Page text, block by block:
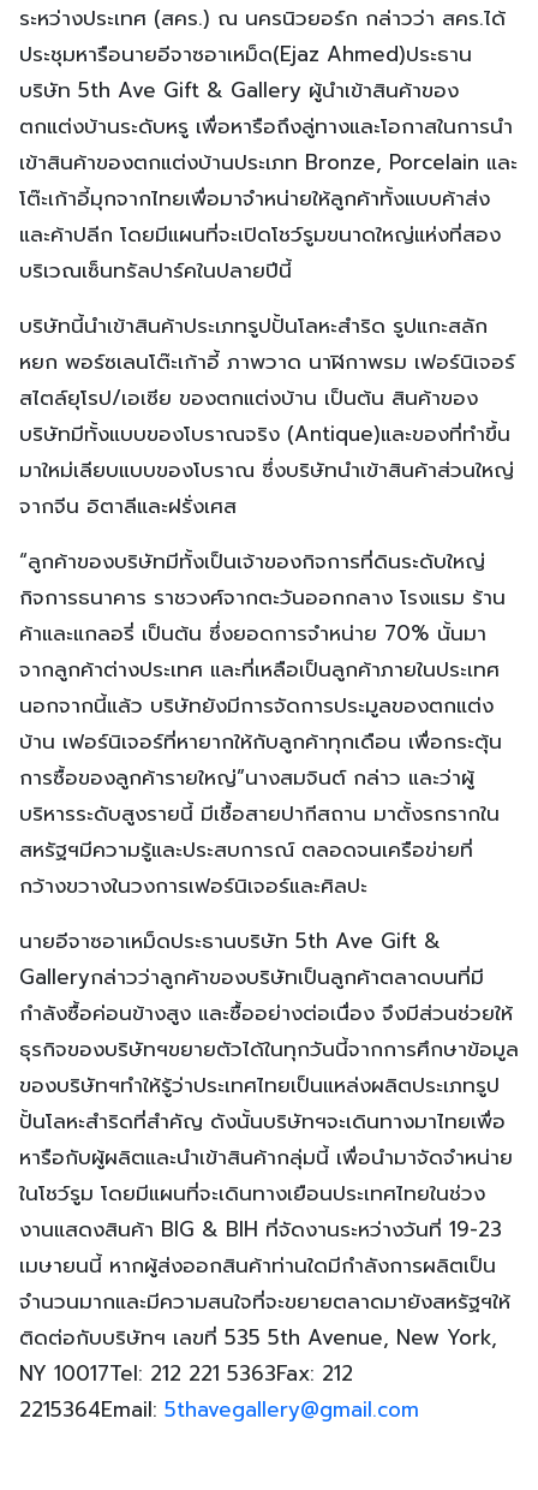
ระหว่างประเทศ (สคร.) ณ นครนิวยอร์ก กล่าวว่า สคร.ได้
ประชุมหารือนายอีจาซอาเหม็ด(Ejaz Ahmed)ประธาน
บริษัท 5th Ave Gift & Gallery ผู้นำเข้าสินค้าของ
ตกแต่งบ้านระดับหรู เพื่อหารือถึงลู่ทางและโอกาสในการนำ
เข้าสินค้าของตกแต่งบ้านประเภท Bronze, Porcelain และ
โต๊ะเก้าอี้มุกจากไทยเพื่อมาจำหน่ายให้ลูกค้าทั้งแบบค้าส่ง
และค้าปลีก โดยมีแผนที่จะเปิดโชว์รูมขนาดใหญ่แห่งที่สอง
บริเวณเซ็นทรัลปาร์คในปลายปีนี้
บริษัทนี้นำเข้าสินค้าประเภทรูปปั้นโลหะสำริด รูปแกะสลัก
หยก พอร์ซเลนโต๊ะเก้าอี้ ภาพวาด นาฬิกาพรม เฟอร์นิเจอร์
สไตล์ยุโรป/เอเซีย ของตกแต่งบ้าน เป็นต้น สินค้าของ
บริษัทมีทั้งแบบของโบราณจริง (Antique)และของที่ทำขึ้น
มาใหม่เลียบแบบของโบราณ ซึ่งบริษัทนำเข้าสินค้าส่วนใหญ่
จากจีน อิตาลีและฝรั่งเศส
“ลูกค้าของบริษัทมีทั้งเป็นเจ้าของกิจการที่ดินระดับใหญ่
กิจการธนาคาร ราชวงศ์จากตะวันออกกลาง โรงแรม ร้าน
ค้าและแกลอรี่ เป็นต้น ซึ่งยอดการจำหน่าย 70% นั้นมา
จากลูกค้าต่างประเทศ และที่เหลือเป็นลูกค้าภายในประเทศ
นอกจากนี้แล้ว บริษัทยังมีการจัดการประมูลของตกแต่ง
บ้าน เฟอร์นิเจอร์ที่หายากให้กับลูกค้าทุกเดือน เพื่อกระตุ้น
การซื้อของลูกค้ารายใหญ่”นางสมจินต์ กล่าว และว่าผู้
บริหารระดับสูงรายนี้ มีเชื้อสายปากีสถาน มาตั้งรกรากใน
สหรัฐฯมีความรู้และประสบการณ์ ตลอดจนเครือข่ายที่
กว้างขวางในวงการเฟอร์นิเจอร์และศิลปะ
นายอีจาซอาเหม็ดประธานบริษัท 5th Ave Gift &
Galleryกล่าวว่าลูกค้าของบริษัทเป็นลูกค้าตลาดบนที่มี
กำลังซื้อค่อนข้างสูง และซื้ออย่างต่อเนื่อง จึงมีส่วนช่วยให้
ธุรกิจของบริษัทฯขยายตัวได้ในทุกวันนี้จากการศึกษาข้อมูล
ของบริษัทฯทำให้รู้ว่าประเทศไทยเป็นแหล่งผลิตประเภทรูป
ปั้นโลหะสำริดที่สำคัญ ดังนั้นบริษัทฯจะเดินทางมาไทยเพื่อ
หารือกับผู้ผลิตและนำเข้าสินค้ากลุ่มนี้ เพื่อนำมาจัดจำหน่าย
ในโชว์รูม โดยมีแผนที่จะเดินทางเยือนประเทศไทยในช่วง
งานแสดงสินค้า BIG & BIH ที่จัดงานระหว่างวันที่ 19-23
เมษายนนี้ หากผู้ส่งออกสินค้าท่านใดมีกำลังการผลิตเป็น
จำนวนมากและมีความสนใจที่จะขยายตลาดมายังสหรัฐฯให้
ติดต่อกับบริษัทฯ เลขที่ 535 5th Avenue, New York,
NY 10017Tel: 212 221 5363Fax: 212
2215364Email: 5thavegallery@gmail.com